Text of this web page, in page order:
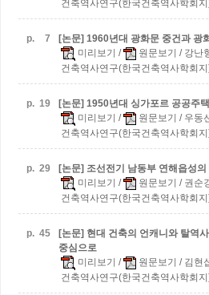
건축역사연구(한국건축역사학회
p. 7
[논문] 1960년대 광화문 중건과 광
미리보기 / 원문보기 / 강난
건축역사연구(한국건축역사학회
p. 19
[논문] 1950년대 싱가포르 공공주
미리보기 / 원문보기 / 우동
건축역사연구(한국건축역사학회
p. 29
[논문] 조선전기 남동부 연해읍성
미리보기 / 원문보기 / 권순
건축역사연구(한국건축역사학회
p. 45 [논문] 현대 건축의 언캐니와 탈역사
중심으로
미리보기 / 원문보기 / 김현
건축역사연구(한국건축역사학회